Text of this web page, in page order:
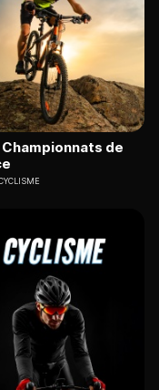
Championnats de